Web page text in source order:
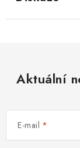
Aktuální
E-mail